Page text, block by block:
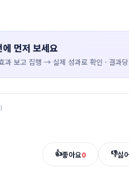
먼저 보세요
과 보고 집행 → 실제 성과로 확인 · 결과
👍좋아요0 👎싫